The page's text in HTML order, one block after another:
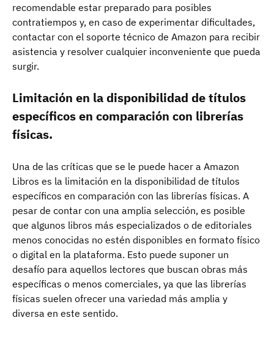
recomendable estar preparado para posibles
contratiempos y, en caso de experimentar dificultades,
contactar con el soporte técnico de Amazon para recibir
asistencia y resolver cualquier inconveniente que pueda
surgir.
Limitación en la disponibilidad de títulos
específicos en comparación con librerías
físicas.
Una de las críticas que se le puede hacer a Amazon
Libros es la limitación en la disponibilidad de títulos
específicos en comparación con las librerías físicas. A
pesar de contar con una amplia selección, es posible
que algunos libros más especializados o de editoriales
menos conocidas no estén disponibles en formato físico
o digital en la plataforma. Esto puede suponer un
desafío para aquellos lectores que buscan obras más
específicas o menos comerciales, ya que las librerías
físicas suelen ofrecer una variedad más amplia y
diversa en este sentido.